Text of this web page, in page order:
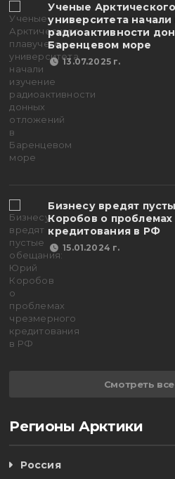
Ученые
университета начали
радиоактивности
Баренцевом море
13.07.2025 г.
Бизнесу вредят
Коробов о
кредитования в РФ
15.01.2024 г.
Смотреть
Регионы Арктики
Россия